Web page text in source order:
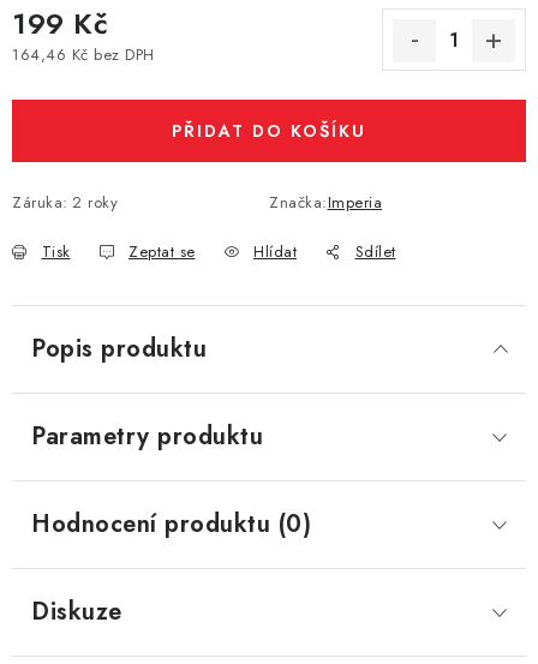
Vše o nákupu
Recenze
Kontakty
Prodejny
199 Kč
164,46 Kč bez DPH
PŘIDAT DO KOŠÍKU
Záruka: 2 roky Značka:Imperia
Tisk Zeptat se Hlídat Sdílet
Popis produktu
Parametry produktu
Hodnocení produktu (0)
Diskuze